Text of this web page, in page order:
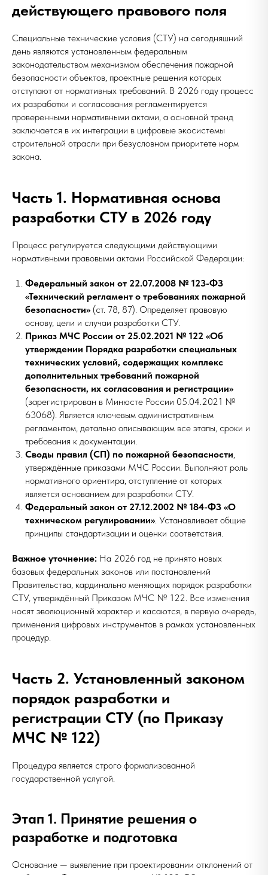
действующего правового поля
Специальные технические условия (СТУ) на сегодняшний
день являются установленным федеральным
законодательством механизмом обеспечения пожарной
безопасности объектов, проектные решения которых
отступают от нормативных требований. В 2026 году процесс
их разработки и согласования регламентируется
проверенными нормативными актами, а основной тренд
заключается в их интеграции в цифровые экосистемы
строительной отрасли при безусловном приоритете норм
закона.
Часть 1. Нормативная основа
разработки СТУ в 2026 году
Процесс регулируется следующими действующими
нормативными правовыми актами Российской Федерации:
Федеральный закон от 22.07.2008 № 123-ФЗ
«Технический регламент о требованиях пожарной
безопасности» (ст. 78, 87). Определяет правовую
основу, цели и случаи разработки СТУ.
Приказ МЧС России от 25.02.2021 № 122 «Об
утверждении Порядка разработки специальных
технических условий, содержащих комплекс
дополнительных требований пожарной
безопасности, их согласования и регистрации»
(зарегистрирован в Минюсте России 05.04.2021 №
63068). Является ключевым административным
регламентом, детально описывающим все этапы, сроки и
требования к документации.
Своды правил (СП) по пожарной безопасности,
утверждённые приказами МЧС России. Выполняют роль
нормативного ориентира, отступление от которых
является основанием для разработки СТУ.
Федеральный закон от 27.12.2002 № 184-ФЗ «О
техническом регулировании». Устанавливает общие
принципы стандартизации и оценки соответствия.
Важное уточнение: На 2026 год не принято новых
базовых федеральных законов или постановлений
Правительства, кардинально меняющих порядок разработки
СТУ, утверждённый Приказом МЧС № 122. Все изменения
носят эволюционный характер и касаются, в первую очередь,
применения цифровых инструментов в рамках установленных
процедур.
Часть 2. Установленный законом
порядок разработки и
регистрации СТУ (по Приказу
МЧС № 122)
Процедура является строго формализованной
государственной услугой.
Этап 1. Принятие решения о
разработке и подготовка
Основание — выявление при проектировании отклонений от